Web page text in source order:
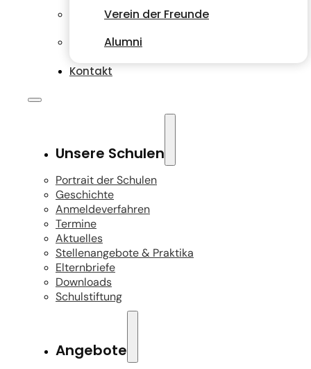
Verein der Freunde
Alumni
Kontakt
Unsere Schulen
Portrait der Schulen
Geschichte
Anmeldeverfahren
Termine
Aktuelles
Stellenangebote & Praktika
Elternbriefe
Downloads
Schulstiftung
Angebote